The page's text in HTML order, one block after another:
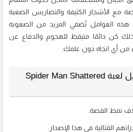
مع الأشجار الكثيفة والتضاريس الصعبة
هذه العوامل تُضفي المزيد من الصعوبة
كن دائمًا متيقظ للهجوم والدفاع عن
من أي اتجاه دون علمك.
أهم مميزات تحميل لعبة Spider Man Shattered
نمط القصة.
القتالية في هذا الإصدار.